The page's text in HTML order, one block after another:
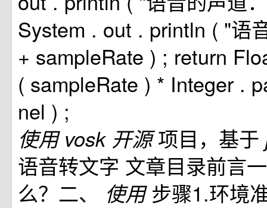
System . out . println ( "语
+ sampleRate ) ; return
( sampleRate ) * Integer .
nel ) ;
使用vosk 开源项目，基于
语音转文字 文章目录前言
么？二、 使用步骤1.环境